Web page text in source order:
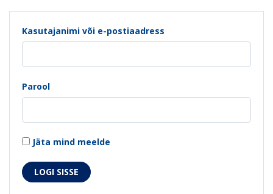
Kasutajanimi või e-postiaadress
Parool
Jäta mind meelde